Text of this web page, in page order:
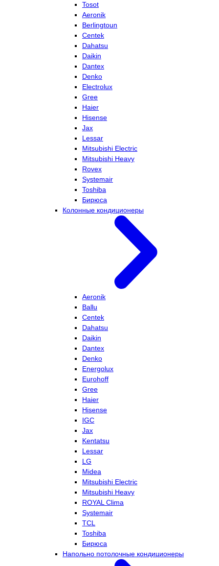
Tosot
Aeronik
Berlingtoun
Centek
Dahatsu
Daikin
Dantex
Denko
Electrolux
Gree
Haier
Hisense
Jax
Lessar
Mitsubishi Electric
Mitsubishi Heavy
Rovex
Systemair
Toshiba
Бирюса
Колонные кондиционеры
Aeronik
Ballu
Centek
Dahatsu
Daikin
Dantex
Denko
Energolux
Eurohoff
Gree
Haier
Hisense
IGC
Jax
Kentatsu
Lessar
LG
Midea
Mitsubishi Electric
Mitsubishi Heavy
ROYAL Clima
Systemair
TCL
Toshiba
Бирюса
Напольно потолочные кондиционеры